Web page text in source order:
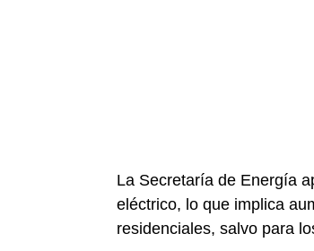
La Secretaría de Energía
eléctrico, lo que implica
residenciales, salvo para